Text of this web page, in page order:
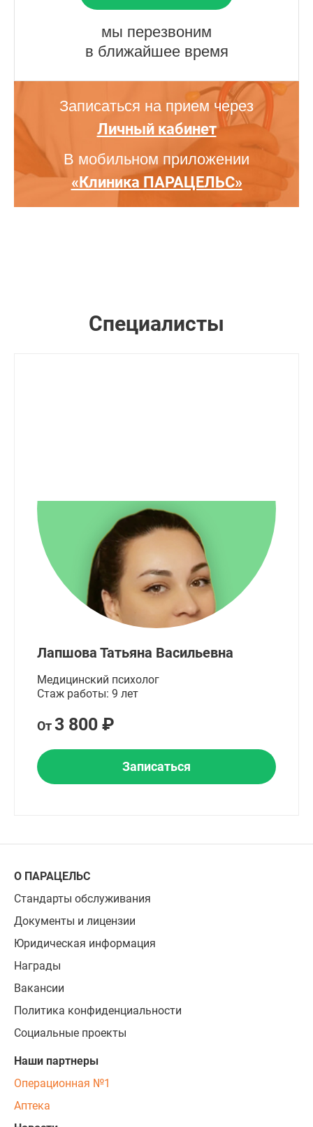
мы перезвоним
в ближайшее время
Записаться на прием через
Личный кабинет
В мобильном приложении
«Клиника ПАРАЦЕЛЬС»
Специалисты
Лапшова Татьяна Васильевна
Медицинский психолог
Стаж работы: 9 лет
От3 800 ₽
Записаться
О ПАРАЦЕЛЬС
Стандарты обслуживания
Документы и лицензии
Юридическая информация
Награды
Вакансии
Политика конфиденциальности
Социальные проекты
Наши партнеры
Операционная №1
Аптека